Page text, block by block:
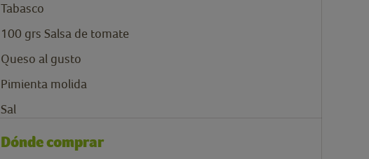
Tabasco
100 grs Salsa de tomate
Queso al gusto
Pimienta molida
Sal
Dónde comprar